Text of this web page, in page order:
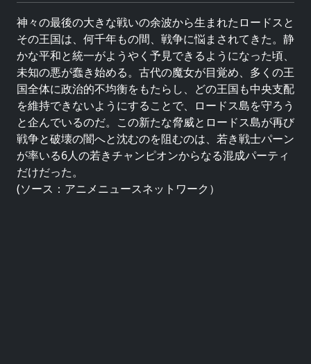
神々の最後の大きな戦いの余波から生まれたロードスと
その王国は、何千年もの間、戦争に悩まされてきた。静
かな平和と統一がようやく予見できるようになった頃、
未知の悪が蠢き始める。古代の魔女が目覚め、多くの王
国全体に政治的不均衡をもたらし、どの王国も中央支配
を維持できないようにすることで、ロードス島を守ろう
と企んでいるのだ。この新たな脅威とロードス島が再び
戦争と破壊の闇へと沈むのを阻むのは、若き戦士パーン
が率いる6人の若きチャンピオンからなる混成パーティ
だけだった。
(ソース：アニメニュースネットワーク）